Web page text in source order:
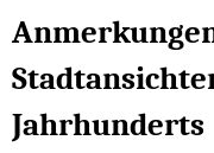
Jahrhunderts